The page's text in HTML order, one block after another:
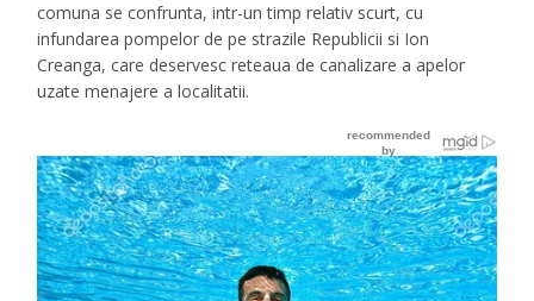
comuna se confrunta, intr-un timp relativ scurt, cu
infundarea pompelor de pe strazile Republicii si Ion
Creanga, care deservesc reteaua de canalizare a apelor
uzate menajere a localitatii.